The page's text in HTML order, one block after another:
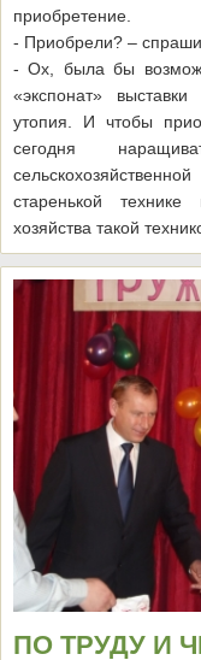
приобретение.
- Приобрели? –
- Ох, была бы
«экспонат»
утопия. И чтобы
сегодня
старенькой
хозяйства такой
ПО ТРУДУ И